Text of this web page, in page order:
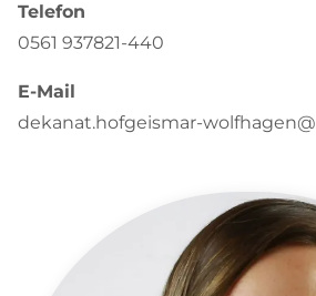
Telefon
0561 937821-440
E-Mail
dekanat.hofgeismar-